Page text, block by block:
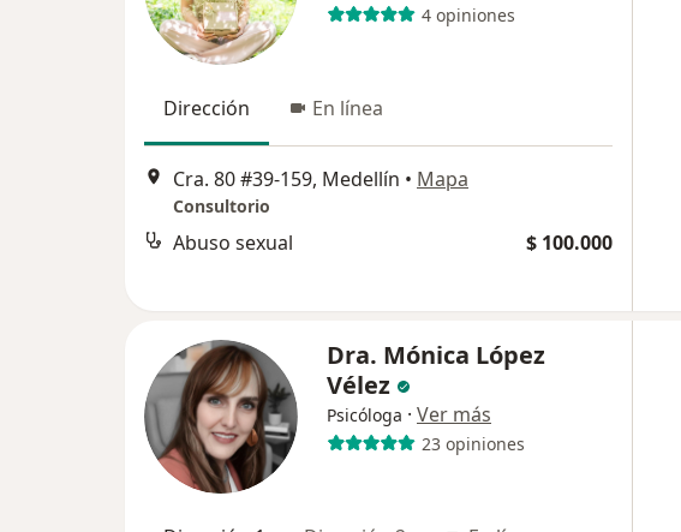
4 opiniones
Dirección En línea
Cra. 80 #39-159, Medellín • Mapa
Consultorio
Abuso sexual $ 100.000
Dra. Mónica López
Vélez
Psicóloga · Ver más
23 opiniones